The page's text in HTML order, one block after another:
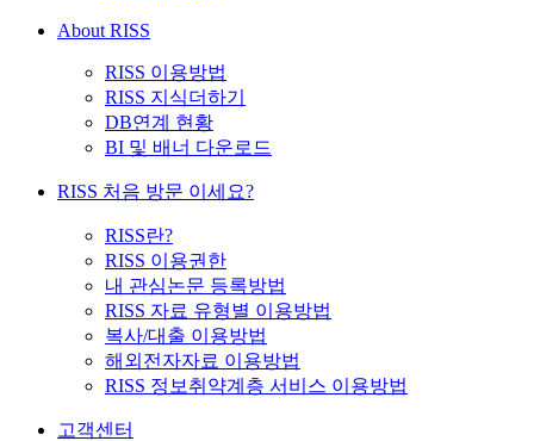
About RISS
RISS 이용방법
RISS 지식더하기
DB연계 현황
BI 및 배너 다운로드
RISS 처음 방문 이세요?
RISS란?
RISS 이용권한
내 관심논문 등록방법
RISS 자료 유형별 이용방법
복사/대출 이용방법
해외전자자료 이용방법
RISS 정보취약계층 서비스 이용방법
고객센터